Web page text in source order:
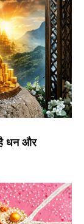
है धन और